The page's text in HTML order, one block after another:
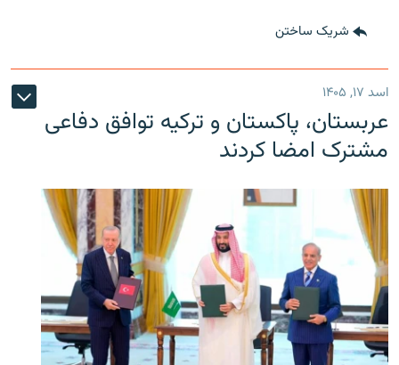
شریک ساختن
اسد ۱۷, ۱۴۰۵
عربستان، پاکستان و ترکیه توافق دفاعی
مشترک امضا کردند